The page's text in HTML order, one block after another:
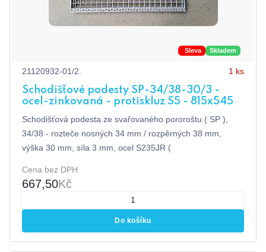
Sleva Skladem
21120932-01/2. 1 ks
Schodišťové podesty SP-34/38-30/3 -
ocel-zinkovaná - protiskluz S5 - 815x545
Schodišťová podesta ze svařovaného pororoštu ( SP ),
34/38 - rozteče nosných 34 mm / rozpěrných 38 mm,
výška 30 mm, síla 3 mm, ocel S235JR (
Cena bez DPH
667,50Kč
Do košíku